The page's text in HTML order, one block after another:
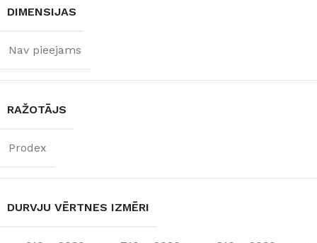
DIMENSIJAS
Nav pieejams
RAŽOTĀJS
Prodex
DURVJU VĒRTNES IZMĒRI